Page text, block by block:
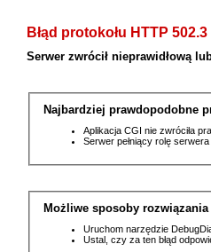
Błąd protokołu HTTP
Serwer zwrócił nieprawidłową
Najbardziej prawdopodobne
Aplikacja CGI nie zwróciła
Serwer pełniący rolę
Możliwe sposoby
Uruchom narzędzie
Ustal, czy za ten błąd